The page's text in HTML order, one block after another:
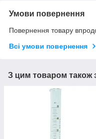
Умови повернення
Повернення товару
Всі умови повернення
З цим товаром також